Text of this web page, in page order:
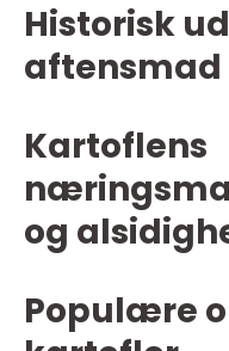
Historisk
Kartoflens
og
Populære